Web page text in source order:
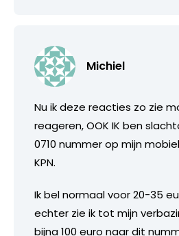
Michiel
Nu ik deze reacties zo zie
reageren, OOK IK ben
0710 nummer op mijn
KPN.
Ik bel normaal voor 20-35
echter zie ik tot mijn
bijna 100 euro naar dit